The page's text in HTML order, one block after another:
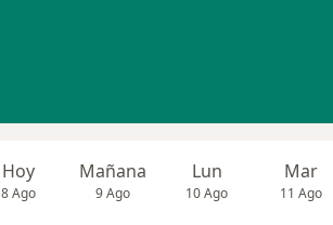
Hoy
8 Ago
Mañana
9 Ago
Lun
10 Ago
Mar
11 Ago